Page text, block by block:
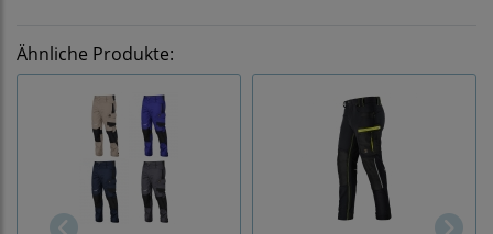
Ähnliche Produkte: